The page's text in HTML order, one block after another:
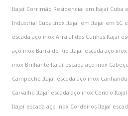
Itajaí Corrimão Residencial em Itajaí Cuba
Industrial Cuba Inox Itajaí em Itajaí em SC
escada aço inox Arraial dos Cunhas Itajaí
aço inox Barra do Rio Itajaí escada aço
inox Brilhante Itajaí escada aço inox
Campeche Itajaí escada aço inox
Carvalho Itajaí escada aço inox Centro Itajaí
Itajaí escada aço inox Cordeiros Itajaí